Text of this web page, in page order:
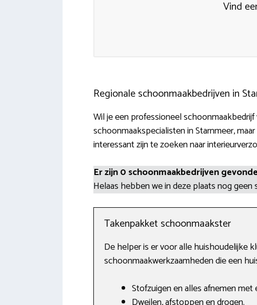
Vind
Regionale schoonmaakbedrijven in
Wil je een professioneel
schoonmaakspecialisten in Starnmeer,
interessant zijn te zoeken naar
Er zijn 0 schoonmaakbedrijven
Helaas hebben we in deze plaats nog
Takenpakket schoonmaakster
De helper is er voor alle huishoudelijke
schoonmaakwerkzaamheden die een
Stofzuigen en alles afnemen met